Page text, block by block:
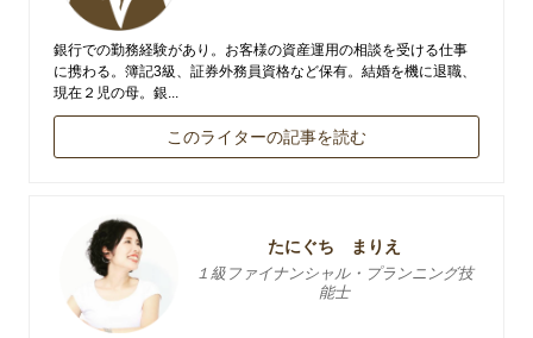
銀行での勤務経験があり。お客様の資産運用の相談を受ける仕事
に携わる。簿記3級、証券外務員資格など保有。結婚を機に退職、
現在２児の母。銀...
このライターの記事を読む
たにぐち まりえ
１級ファイナンシャル・プランニング技
能士